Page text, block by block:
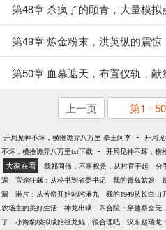
第48章 杀疯了的顾青，大量模拟
第49章 炼金粉末，洪英纵的震惊
第50章 血幕遮天，布置仪轨，献
上一页 第1 -
开局见神不坏，横推诡异八万里 拳王阿李 - 开局
不坏，横推诡异八万里txt下载 - 开局见神不坏，横
大家在看 我祁同伟，不事权贵，从村官干起 分
逅
官途狂飙：从秘书到省委书记 我的青岛姑娘
漏
港片：从苦窑开始叱咤港九 我的1949从长白山
农场主的美好生活
神龙出狱 四合院：穿越蔡全无
了
小海豹模拟成始祖龙鲲，很合理吧 汉东赵瑞龙